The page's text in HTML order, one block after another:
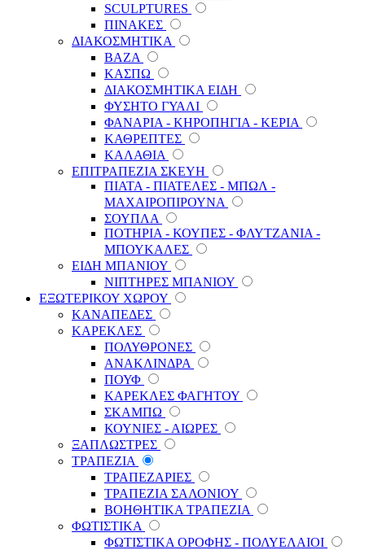
SCULPTURES
ΠΙΝΑΚΕΣ
ΔΙΑΚΟΣΜΗΤΙΚΑ
ΒΑΖΑ
ΚΑΣΠΩ
ΔΙΑΚΟΣΜΗΤΙΚΑ ΕΙΔΗ
ΦΥΣΗΤΟ ΓΥΑΛΙ
ΦΑΝΑΡΙΑ - ΚΗΡΟΠΗΓΙΑ - ΚΕΡΙΑ
ΚΑΘΡΕΠΤΕΣ
ΚΑΛΑΘΙΑ
ΕΠΙΤΡΑΠΕΖΙΑ ΣΚΕΥΗ
ΠΙΑΤΑ - ΠΙΑΤΕΛΕΣ - ΜΠΩΛ -
ΜΑΧΑΙΡΟΠΙΡΟΥΝΑ
ΣΟΥΠΛΑ
ΠΟΤΗΡΙΑ - ΚΟΥΠΕΣ - ΦΛΥΤΖΑΝΙΑ -
ΜΠΟΥΚΑΛΕΣ
ΕΙΔΗ ΜΠΑΝΙΟΥ
ΝΙΠΤΗΡΕΣ ΜΠΑΝΙΟΥ
ΕΞΩΤΕΡΙΚΟΥ ΧΩΡΟΥ
ΚΑΝΑΠΕΔΕΣ
ΚΑΡΕΚΛΕΣ
ΠΟΛΥΘΡΟΝΕΣ
ΑΝΑΚΛΙΝΔΡΑ
ΠΟΥΦ
ΚΑΡΕΚΛΕΣ ΦΑΓΗΤΟΥ
ΣΚΑΜΠΩ
ΚΟΥΝΙΕΣ - ΑΙΩΡΕΣ
ΞΑΠΛΩΣΤΡΕΣ
ΤΡΑΠΕΖΙΑ
ΤΡΑΠΕΖΑΡΙΕΣ
ΤΡΑΠΕΖΙΑ ΣΑΛΟΝΙΟΥ
ΒΟΗΘΗΤΙΚΑ ΤΡΑΠΕΖΙΑ
ΦΩΤΙΣΤΙΚΑ
ΦΩΤΙΣΤΙΚΑ ΟΡΟΦΗΣ - ΠΟΛΥΕΛΑΙΟΙ